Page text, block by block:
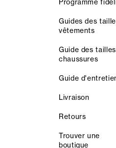
Programme
Guides des
vêtements
Guide des tailles
chaussures
Guide
Livraison
Retours
Trouver une
boutique